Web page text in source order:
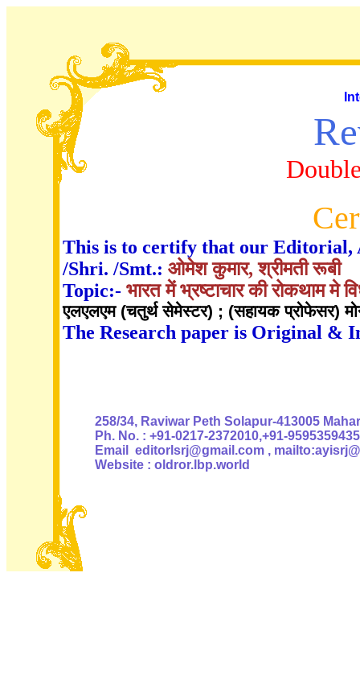
This is to certify that our Editorial,
/Shri. /Smt.: ओमेश कुमार, श्रीमती रूबी
Topic:- भारत में भ्रष्टाचार की रोकथाम मे
एलएलएम (चतुर्थ सेमेस्टर) ; (सहायक प्रोफेसर)
The Research paper is Original &
258/34, Raviwar Peth Solapur-413005
Ph. No. : +91-0217-2372010,+91-9595359435
Email editorlsrj@gmail.com ,
Website : oldror.lbp.world